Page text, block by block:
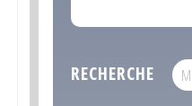
RECHERCHE